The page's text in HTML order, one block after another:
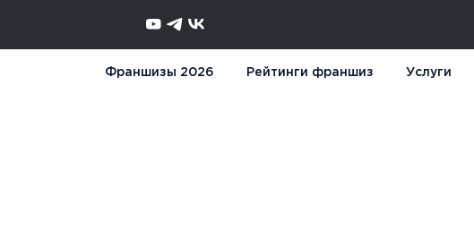
Франшизы 2026 Рейтинги франшиз Услуги